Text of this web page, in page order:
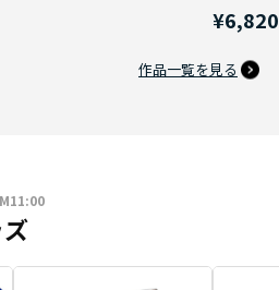
¥6,820
作品一覧を見る